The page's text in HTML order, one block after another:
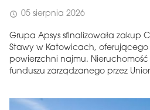
schedule 05 sierpnia 2026
Grupa Apsys sfinalizowała zakup
Stawy w Katowicach, oferującego
powierzchni najmu.
funduszu zarządzanego przez